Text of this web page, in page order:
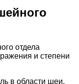
отдела
и степени
в области шеи,